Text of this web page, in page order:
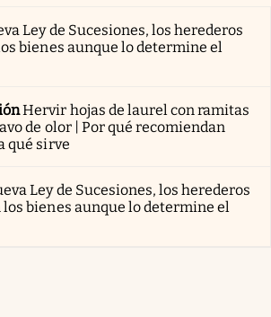
Ley de Sucesiones, los herederos
bienes aunque lo determine el
Hervir hojas de laurel con ramitas
de olor | Por qué recomiendan
qué sirve
Ley de Sucesiones, los herederos
los bienes aunque lo determine el